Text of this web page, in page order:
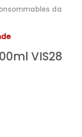
da
VIS28